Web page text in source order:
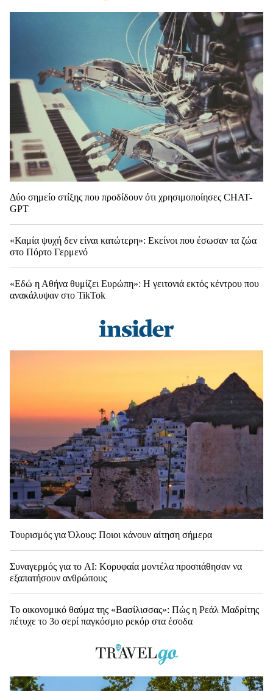
Δύο σημείο στίξης που προδίδουν ότι χρησιμοποίησες CHAT-
GPT
«Καμία ψυχή δεν είναι κατώτερη»: Εκείνοι που έσωσαν τα ζώα
στο Πόρτο Γερμενό
«Εδώ η Αθήνα θυμίζει Ευρώπη»: H γειτονιά εκτός κέντρου που
ανακάλυψαν στο TikTok
Τουρισμός για Όλους: Ποιοι κάνουν αίτηση σήμερα
Συναγερμός για το AI: Κορυφαία μοντέλα προσπάθησαν να
εξαπατήσουν ανθρώπους
Το οικονομικό θαύμα της «Βασίλισσας»: Πώς η Ρεάλ Μαδρίτης
πέτυχε το 3ο σερί παγκόσμιο ρεκόρ στα έσοδα